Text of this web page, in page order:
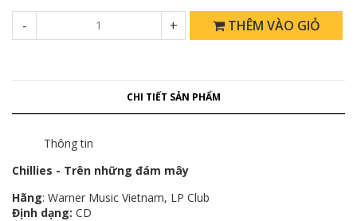
+
- THÊM VÀO GIỎ
CHI TIẾT SẢN PHẨM
Thông tin
Chillies - Trên những đám mây
Hãng: Warner Music Vietnam, LP Club
Định dạng: CD